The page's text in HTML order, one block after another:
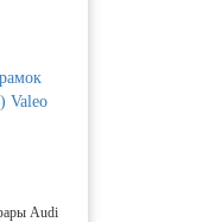
Audi